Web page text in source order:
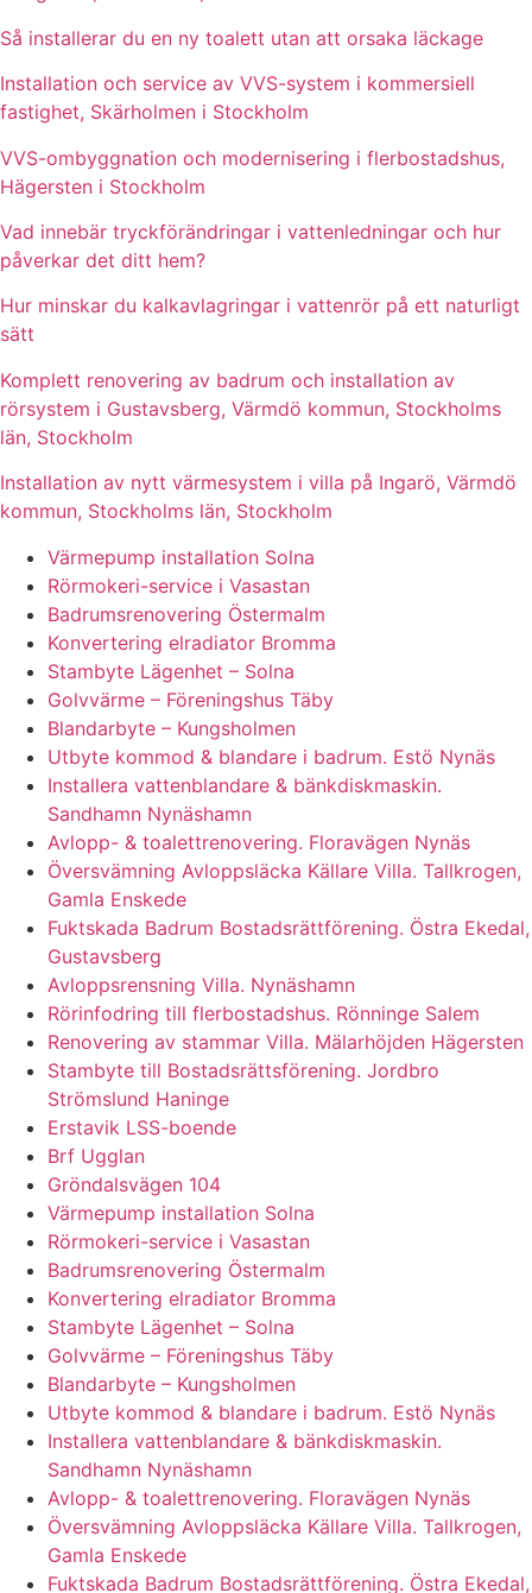
Så installerar du en ny toalett utan att orsaka läckage
Installation och service av VVS-system i kommersiell
fastighet, Skärholmen i Stockholm
VVS-ombyggnation och modernisering i flerbostadshus,
Hägersten i Stockholm
Vad innebär tryckförändringar i vattenledningar och hur
påverkar det ditt hem?
Hur minskar du kalkavlagringar i vattenrör på ett naturligt
sätt
Komplett renovering av badrum och installation av
rörsystem i Gustavsberg, Värmdö kommun, Stockholms
län, Stockholm
Installation av nytt värmesystem i villa på Ingarö, Värmdö
kommun, Stockholms län, Stockholm
Värmepump installation Solna
Rörmokeri-service i Vasastan
Badrumsrenovering Östermalm
Konvertering elradiator Bromma
Stambyte Lägenhet – Solna
Golvvärme – Föreningshus Täby
Blandarbyte – Kungsholmen
Utbyte kommod & blandare i badrum. Estö Nynäs
Installera vattenblandare & bänkdiskmaskin.
Sandhamn Nynäshamn
Avlopp- & toalettrenovering. Floravägen Nynäs
Översvämning Avloppsläcka Källare Villa. Tallkrogen,
Gamla Enskede
Fuktskada Badrum Bostadsrättförening. Östra Ekedal,
Gustavsberg
Avloppsrensning Villa. Nynäshamn
Rörinfodring till flerbostadshus. Rönninge Salem
Renovering av stammar Villa. Mälarhöjden Hägersten
Stambyte till Bostadsrättsförening. Jordbro
Strömslund Haninge
Erstavik LSS-boende
Brf Ugglan
Gröndalsvägen 104
Värmepump installation Solna
Rörmokeri-service i Vasastan
Badrumsrenovering Östermalm
Konvertering elradiator Bromma
Stambyte Lägenhet – Solna
Golvvärme – Föreningshus Täby
Blandarbyte – Kungsholmen
Utbyte kommod & blandare i badrum. Estö Nynäs
Installera vattenblandare & bänkdiskmaskin.
Sandhamn Nynäshamn
Avlopp- & toalettrenovering. Floravägen Nynäs
Översvämning Avloppsläcka Källare Villa. Tallkrogen,
Gamla Enskede
Fuktskada Badrum Bostadsrättförening. Östra Ekedal,